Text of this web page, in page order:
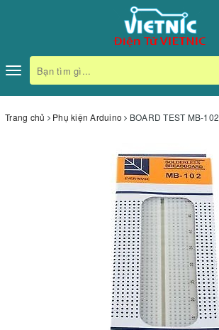
Toggle
navigation
Trang chủ Phụ kiện Arduino BOARD TEST MB-102